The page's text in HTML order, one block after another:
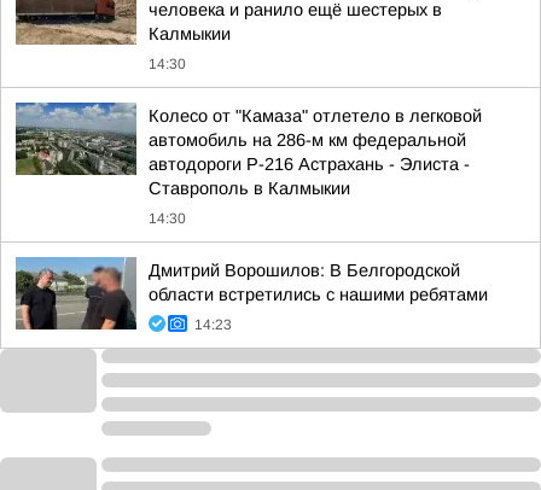
человека и ранило ещё шестерых в
Калмыкии
14:30
Колесо от "Камаза" отлетело в легковой
автомобиль на 286-м км федеральной
автодороги Р-216 Астрахань - Элиста -
Ставрополь в Калмыкии
14:30
Дмитрий Ворошилов: В Белгородской
области встретились с нашими ребятами
14:23